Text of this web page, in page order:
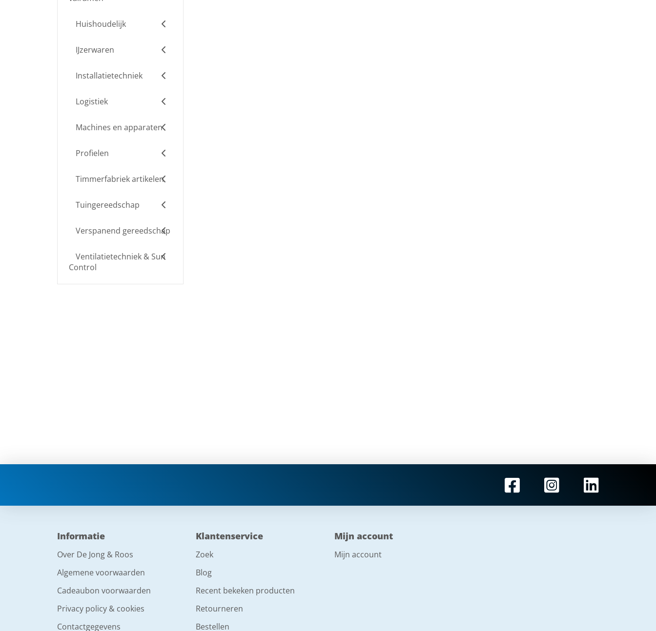
Huishoudelijk
IJzerwaren
Installatietechniek
Logistiek
Machines en apparaten
Profielen
Timmerfabriek artikelen
Tuingereedschap
Verspanend gereedschap
Ventilatietechniek & Sun
Control
Informatie
Over De Jong & Roos
Algemene voorwaarden
Cadeaubon voorwaarden
Privacy policy & cookies
Contactgegevens
Klantenservice
Zoek
Blog
Recent bekeken producten
Retourneren
Bestellen
Mijn account
Mijn account